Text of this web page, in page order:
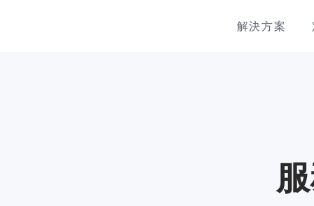
解決方案